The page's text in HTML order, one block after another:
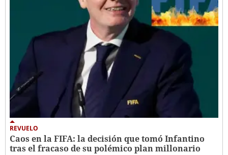
REVUELO
Caos en la FIFA: la decisión que tomó Infantino
tras el fracaso de su polémico plan millonario